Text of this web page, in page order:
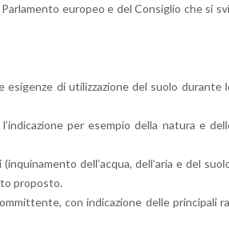
eu­ro­peo e del Con­si­glio che si
di uti­liz­za­zio­ne del suolo du­ran­te
per esem­pio della na­tu­ra e
del­l’ac­qua, del­l’a­ria e del
pro­po­sto.
con in­di­ca­zio­ne delle prin­ci­pa­li